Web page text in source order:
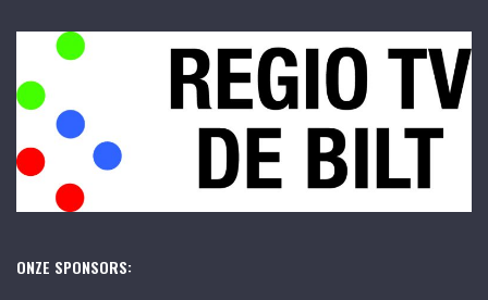
ONZE SPONSORS: